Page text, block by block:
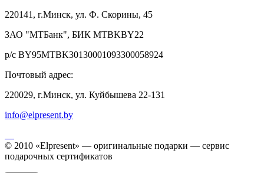
220141, г.Минск, ул. Ф. Скорины, 45
ЗАО "МТБанк", БИК MTBKBY22
р/с BY95MTBK30130001093300058924
Почтовый адрес:
220029, г.Минск, ул. Куйбышева 22-131
info@elpresent.by
© 2010 «Elpresent» — оригинальные подарки — сервис
подарочных сертификатов